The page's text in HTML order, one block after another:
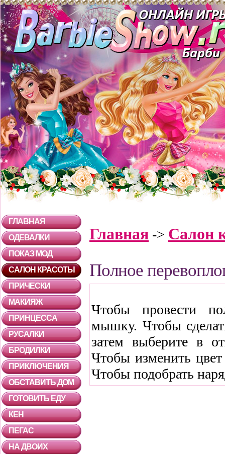
ГЛАВНАЯ
ОДЕВАЛКИ
ПОКАЗ МОД
САЛОН КРАСОТЫ
ПРИЧЕСКИ
МАКИЯЖ
ПРИНЦЕССА
РУСАЛКИ
БРОДИЛКИ
ПРИКЛЮЧЕНИЯ
ОБСТАВИТЬ ДОМ
ГОТОВИТЬ ЕДУ
КЕН
ПЕГАС
НА ДВОИХ
Главная -> Салон
Полное
Чтобы провести
мышку. Чтобы
затем выберите в
Чтобы изменить
Чтобы подобрать